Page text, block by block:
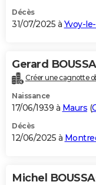
Décès
31/07/2025 à Yvoy-
Gerard
Créer une cagnotte
Naissance
17/06/1939 à Maurs (
Décès
12/06/2025 à
Michel